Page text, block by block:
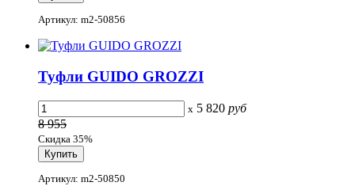
Артикул: m2-50856
Туфли GUIDO GROZZI
x 5 820 руб
8 955
Скидка 35%
Артикул: m2-50850